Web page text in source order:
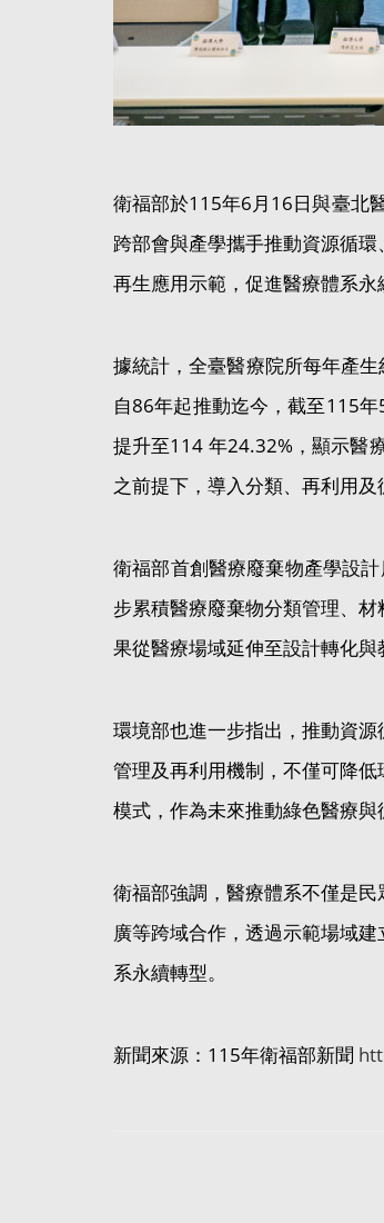
衛福部於115年6月16日與臺北
跨部會與產學攜手推動資源循
再生應用示範，促進醫療體系永
據統計，全臺醫療院所每年產
自86年起推動迄今，截至115
提升至114 年24.32%，顯示醫
之前提下，導入分類、再利用
衛福部首創醫療廢棄物產學設
步累積醫療廢棄物分類管理、
果從醫療場域延伸至設計轉化
環境部也進一步指出，推動資
管理及再利用機制，不僅可降
模式，作為未來推動綠色醫療與
衛福部強調，醫療體系不僅是
廣等跨域合作，透過示範場域
系永續轉型。
新聞來源：115年衛福部新聞